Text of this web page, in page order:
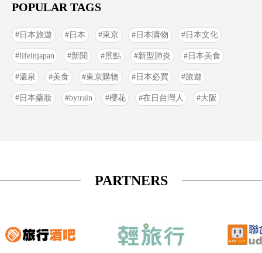
POPULAR TAGS
日本旅遊 日本 東京 日本購物 日本文化
lifeinjapan 新聞 景點 新型肺炎 日本美食
溫泉 美食 東京購物 日本必買 旅遊
日本藥妝 bytrain 櫻花 在日台灣人 大阪
PARTNERS